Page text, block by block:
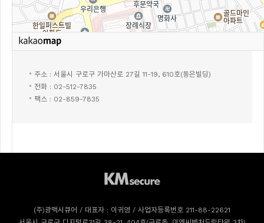
주소 : 서울시 구로구 가마산로 27길 11-19, 610호(동은빌딩)
전화 : 02-512-7835
팩스 : 02-859-7835
(주)광맥시큐어 / 대표자 : 이귀영 / 사업자등록번호 211-88-22621